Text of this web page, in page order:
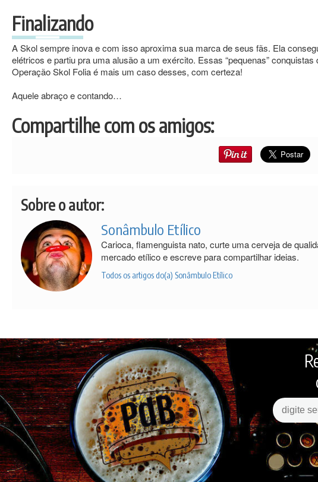
Finalizando
A Skol sempre inova e com isso aproxima sua marca de seus fãs. Ela
elétricos e partiu pra uma alusão a um exército. Essas “pequenas”
Operação Skol Folia é mais um caso desses, com certeza!
Aquele abraço e contando…
Compartilhe com os amigos:
Sobre o autor:
Sonâmbulo Etílico
Carioca, flamenguista nato, curte uma cerveja de
mercado etílico e escreve para compartilhar ideias.
Todos os artigos do(a) Sonâmbulo Etílico